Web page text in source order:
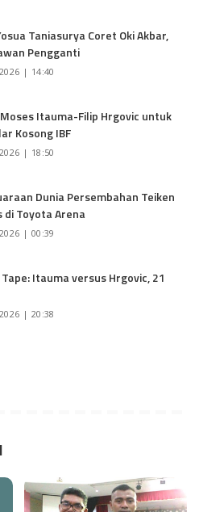
Taniasurya Coret Oki Akbar,
Pengganti
| 14:40
Itauma-Filip Hrgovic untuk
Kosong IBF
| 18:50
Dunia Persembahan Teiken
di Toyota Arena
| 00:39
Itauma versus Hrgovic, 21
| 20:38